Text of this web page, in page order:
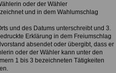
oder der Wähler
und in dem Wahlumschlag
und des Datums unterschreibt und 3.
Erklärung in dem Freiumschlag
absendet oder übergibt, dass er
oder der Wähler kann unter den
1 bis 3 bezeichneten Tätigkeiten